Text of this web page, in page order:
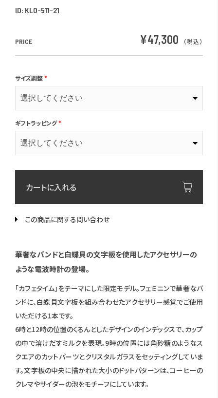
ID: KL0-511-21
PRICE ¥47,300 （税込）
サイズ調整*
ギフトラッピング*
カートに入れる
この商品に関する問い合わせ
華奢なバンドと白蝶貝の文字板を使用したアクセサリーの
ような電波時計の登場。
「カフェタイム」をテーマにした限定モデル。フェミニンで華奢なバ
ンドに、白蝶貝文字板を組み合わせたアクセサリー感覚でご使用
いただける1本です。
6時と12時の位置のくるんとしたデザインのインデックスで、カップ
の中で溶けだすミルクを表現。9時の位置には角砂糖のようなス
クエアのカットパーツとクリスタルガラスをセッティングしていま
す。文字板の中央に描かれた大小のドットパターンは、コーヒーの
クレマやサイダーの泡をモチーフにしています。